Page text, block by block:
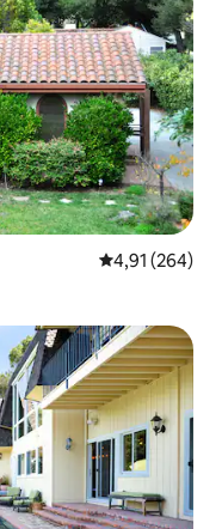
4,91 de uma
4,91 (264)